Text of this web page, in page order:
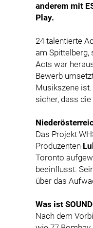
anderem mit
Play.
24 talentierte
am Spittelberg,
Acts war
Bewerb
Musikszene
sicher, dass
Das Projekt
Produzenten
Toronto
beeinflusst.
über das
Was ist
Nach dem